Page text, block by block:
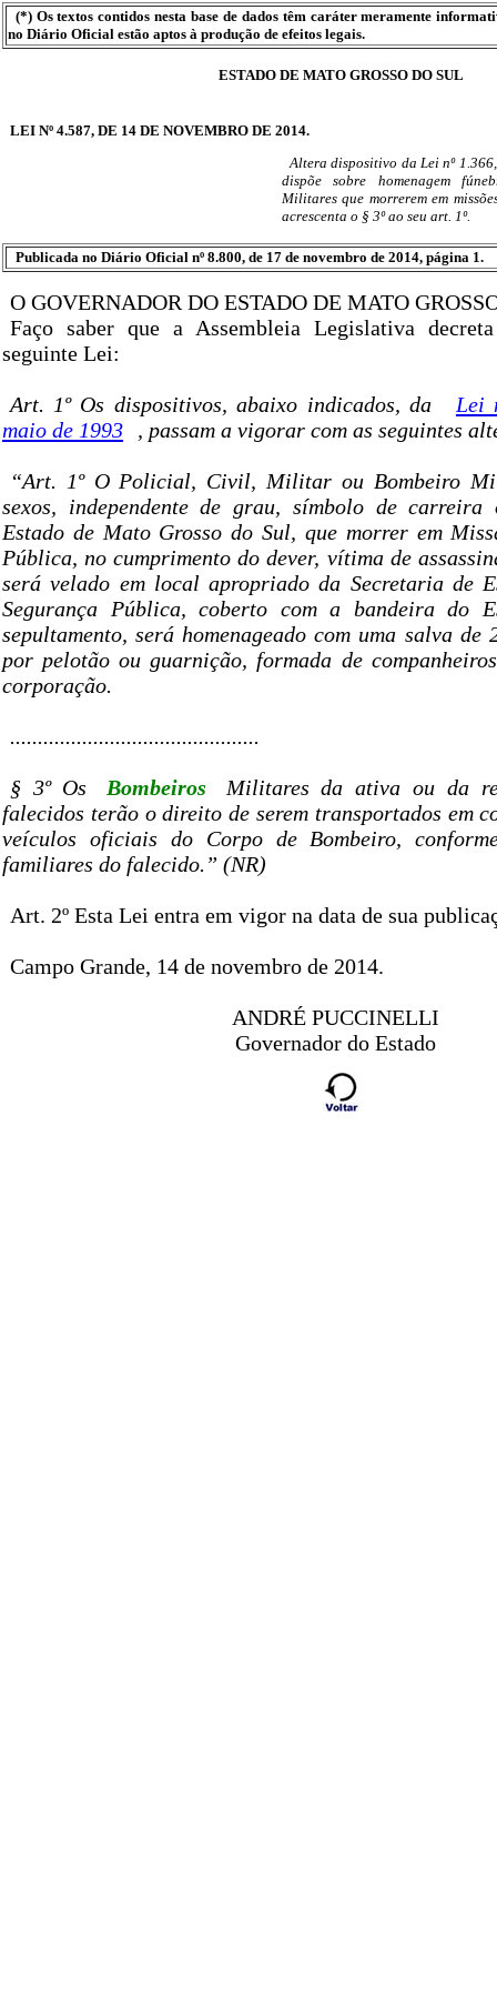
(*) Os textos contidos nesta base de dados têm caráter meramente
no Diário Oficial estão aptos à produção de efeitos legais.
ESTADO DE MATO GROSSO DO SUL
LEI Nº 4.587, DE 14 DE NOVEMBRO DE 2014.
Altera dispositivo da Lei nº
dispõe sobre homenagem
Militares que morrerem em
acrescenta o § 3º ao seu art. 1º.
Publicada no Diário Oficial nº 8.800, de 17 de novembro de 2014, página 1.
O GOVERNADOR DO ESTADO DE MATO
Faço saber que a Assembleia Legislativa
seguinte Lei:
Art. 1º Os dispositivos, abaixo indicados, da
Lei
maio de 1993
, passam a vigorar com as seguintes
“Art. 1º O Policial, Civil, Militar ou Bombeiro
sexos, independente de grau, símbolo de
Estado de Mato Grosso do Sul, que morrer em
Pública, no cumprimento do dever, vítima de
será velado em local apropriado da Secretaria de
Segurança Pública, coberto com a bandeira do
sepultamento, será homenageado com uma salva de
por pelotão ou guarnição, formada de
corporação.
.............................................
§ 3º Os Bombeiros
Militares da ativa ou da
falecidos terão o direito de serem transportados em
veículos oficiais do Corpo de Bombeiro,
familiares do falecido.” (NR)
Art. 2º Esta Lei entra em vigor na data de sua
Campo Grande, 14 de novembro de 2014.
ANDRÉ PUCCINELLI
Governador do Estado